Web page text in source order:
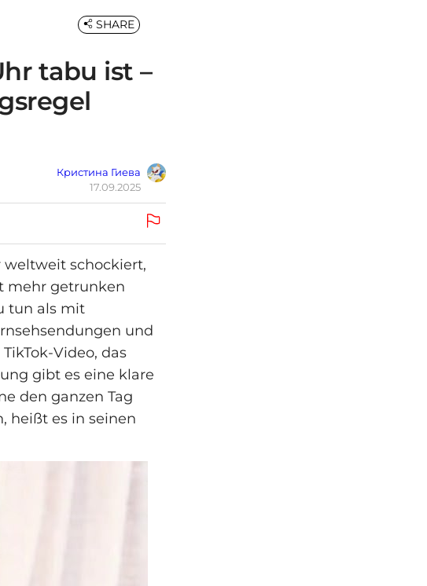
tabu ist –
Кристина Гиева
17.09.2025
SHARE
weltweit schockiert,
mehr getrunken
tun als mit
und
Video, das
gibt es eine klare
den ganzen Tag
heißt es in seinen